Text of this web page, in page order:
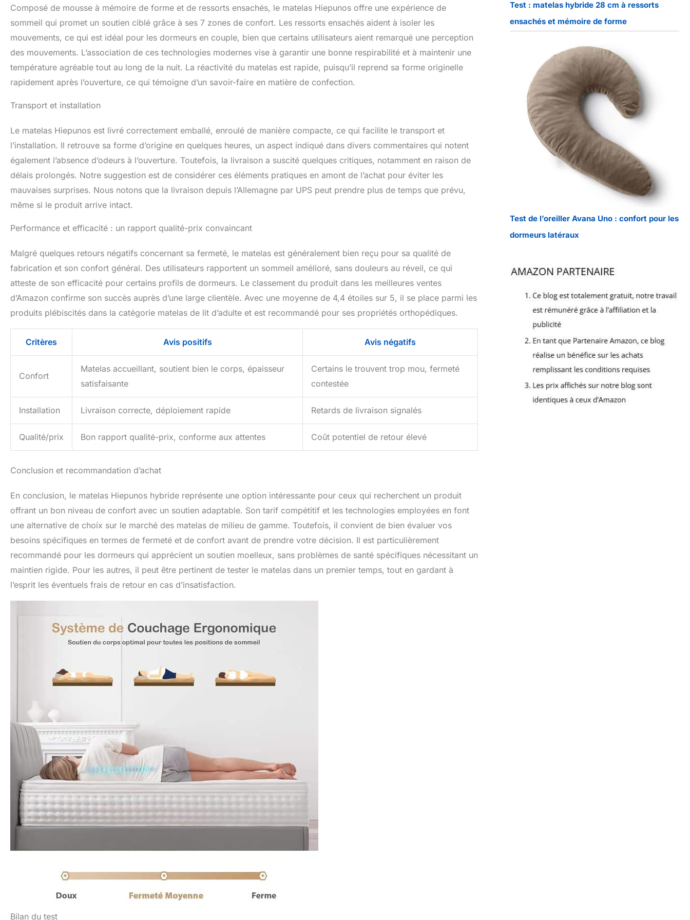
recommandé de le retourner tête-bêche tous les 3 à 6 mois. Cela évitera toute
déformation locale due à une force unilatérale prolongée et assurera un bon
Composé de mousse à mémoire de forme et de ressorts ensachés, le matelas Hiepunos offre une expérience de
sommeil qui promet un soutien ciblé grâce à ses 7 zones de confort. Les ressorts ensachés aident à isoler les
mouvements, ce qui est idéal pour les dormeurs en couple, bien que certains utilisateurs aient remarqué une perception
des mouvements. L’association de ces technologies modernes vise à garantir une bonne respirabilité et à maintenir une
température agréable tout au long de la nuit. La réactivité du matelas est rapide, puisqu’il reprend sa forme originelle
rapidement après l’ouverture, ce qui témoigne d’un savoir-faire en matière de confection.
Transport et installation
Le matelas Hiepunos est livré correctement emballé, enroulé de manière compacte, ce qui facilite le transport et
l’installation. Il retrouve sa forme d’origine en quelques heures, un aspect indiqué dans divers commentaires qui notent
également l’absence d’odeurs à l’ouverture. Toutefois, la livraison a suscité quelques critiques, notamment en raison de
délais prolongés. Notre suggestion est de considérer ces éléments pratiques en amont de l’achat pour éviter les
mauvaises surprises. Nous notons que la livraison depuis l’Allemagne par UPS peut prendre plus de temps que prévu,
même si le produit arrive intact.
Performance et efficacité : un rapport qualité-prix convaincant
Malgré quelques retours négatifs concernant sa fermeté, le matelas est généralement bien reçu pour sa qualité de
fabrication et son confort général. Des utilisateurs rapportent un sommeil amélioré, sans douleurs au réveil, ce qui
atteste de son efficacité pour certains profils de dormeurs. Le classement du produit dans les meilleures ventes
d’Amazon confirme son succès auprès d’une large clientèle. Avec une moyenne de 4,4 étoiles sur 5, il se place parmi les
produits plébiscités dans la catégorie matelas de lit d’adulte et est recommandé pour ses propriétés orthopédiques.
Critères Avis positifs Avis négatifs
Confort
Matelas accueillant, soutient bien le corps, épaisseur
satisfaisante
Certains le trouvent trop mou, fermeté
contestée
Installation Livraison correcte, déploiement rapide Retards de livraison signalés
Qualité/prix Bon rapport qualité-prix, conforme aux attentes Coût potentiel de retour élevé
Conclusion et recommandation d’achat
En conclusion, le matelas Hiepunos hybride représente une option intéressante pour ceux qui recherchent un produit
offrant un bon niveau de confort avec un soutien adaptable. Son tarif compétitif et les technologies employées en font
une alternative de choix sur le marché des matelas de milieu de gamme. Toutefois, il convient de bien évaluer vos
besoins spécifiques en termes de fermeté et de confort avant de prendre votre décision. Il est particulièrement
recommandé pour les dormeurs qui apprécient un soutien moelleux, sans problèmes de santé spécifiques nécessitant un
maintien rigide. Pour les autres, il peut être pertinent de tester le matelas dans un premier temps, tout en gardant à
l’esprit les éventuels frais de retour en cas d’insatisfaction.
Bilan du test
Test : matelas hybride 28 cm à ressorts
ensachés et mémoire de forme
Test de l’oreiller Avana Uno : confort pour les
dormeurs latéraux